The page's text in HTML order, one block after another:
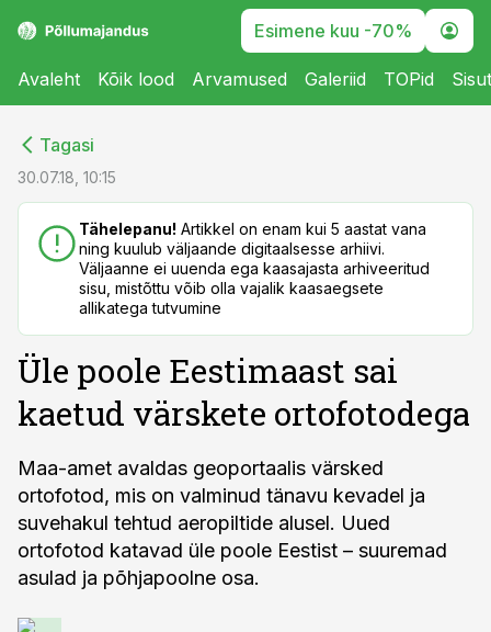
Esimene kuu -70%
Avaleht Kõik lood Arvamused Galeriid TOPid
Tagasi
30.07.18, 10:15
Tähelepanu! Artikkel on enam kui 5 aastat vana
ning kuulub väljaande digitaalsesse arhiivi.
Väljaanne ei uuenda ega kaasajasta arhiveeritud
sisu, mistõttu võib olla vajalik kaasaegsete
allikatega tutvumine
Üle poole Eestimaast sai
kaetud värskete ortofotodega
Maa-amet avaldas geoportaalis värsked
ortofotod, mis on valminud tänavu kevadel ja
suvehakul tehtud aeropiltide alusel. Uued
ortofotod katavad üle poole Eestist – suuremad
asulad ja põhjapoolne osa.